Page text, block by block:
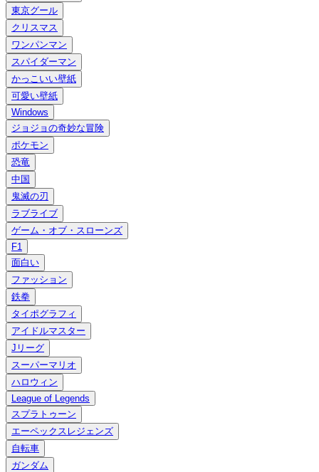
東京グール
クリスマス
ワンパンマン
スパイダーマン
かっこいい壁紙
可愛い壁紙
Windows
ジョジョの奇妙な冒険
ポケモン
恐竜
中国
鬼滅の刃
ラブライブ
ゲーム・オブ・スローンズ
F1
面白い
ファッション
鉄拳
タイポグラフィ
アイドルマスター
Jリーグ
スーパーマリオ
ハロウィン
League of Legends
スプラトゥーン
エーペックスレジェンズ
自転車
ガンダム